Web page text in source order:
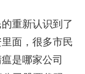
重新认识到了
面，很多市民
是哪家公司